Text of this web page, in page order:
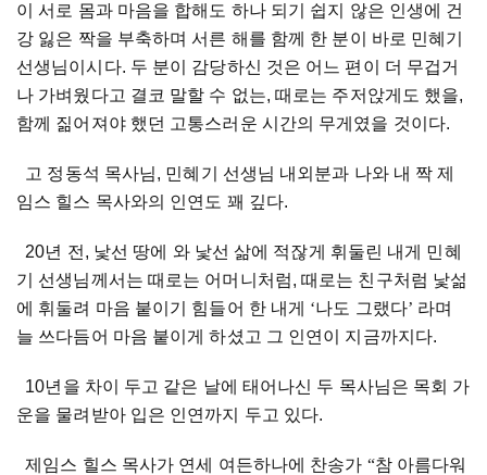
이 서로 몸과 마음을 합해도 하나 되기 쉽지 않은 인생에 건
강 잃은 짝을 부축하며 서른 해를 함께 한 분이 바로 민혜기
선생님이시다. 두 분이 감당하신 것은 어느 편이 더 무겁거
나 가벼웠다고 결코 말할 수 없는, 때로는 주저앉게도 했을,
함께 짊어져야 했던 고통스러운 시간의 무게였을 것이다.
고 정동석 목사님, 민혜기 선생님 내외분과 나와 내 짝 제
임스 힐스 목사와의 인연도 꽤 깊다.
20년 전, 낯선 땅에 와 낯선 삶에 적잖게 휘둘린 내게 민혜
기 선생님께서는 때로는 어머니처럼, 때로는 친구처럼 낯섦
에 휘둘려 마음 붙이기 힘들어 한 내게 ‘나도 그랬다’ 라며
늘 쓰다듬어 마음 붙이게 하셨고 그 인연이 지금까지다.
10년을 차이 두고 같은 날에 태어나신 두 목사님은 목회 가
운을 물려받아 입은 인연까지 두고 있다.
제임스 힐스 목사가 연세 여든하나에 찬송가 “참 아름다워